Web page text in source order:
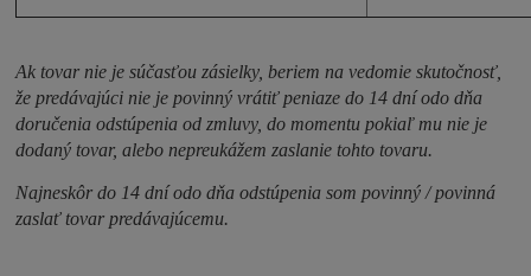
Ak tovar nie je súčasťou zásielky, beriem na vedomie skutočnosť,
že predávajúci nie je povinný vrátiť peniaze do 14 dní odo dňa
doručenia odstúpenia od zmluvy, do momentu pokiaľ mu nie je
dodaný tovar, alebo nepreukážem zaslanie tohto tovaru.
Najneskôr do 14 dní odo dňa odstúpenia som povinný / povinná
zaslať tovar predávajúcemu.